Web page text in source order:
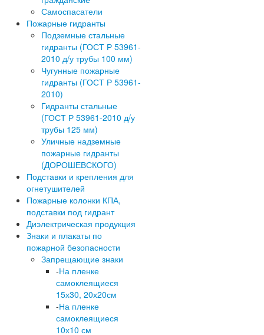
Самоспасатели
Пожарные гидранты
Подземные стальные
гидранты (ГОСТ Р 53961-
2010 д/у трубы 100 мм)
Чугунные пожарные
гидранты (ГОСТ Р 53961-
2010)
Гидранты стальные
(ГОСТ Р 53961-2010 д/у
трубы 125 мм)
Уличные надземные
пожарные гидранты
(ДОРОШЕВСКОГО)
Подставки и крепления для
огнетушителей
Пожарные колонки КПА,
подставки под гидрант
Диэлектрическая продукция
Знаки и плакаты по
пожарной безопасности
Запрещающие знаки
-На пленке
самоклеящиеся
15х30, 20х20см
-На пленке
самоклеящиеся
10х10 см